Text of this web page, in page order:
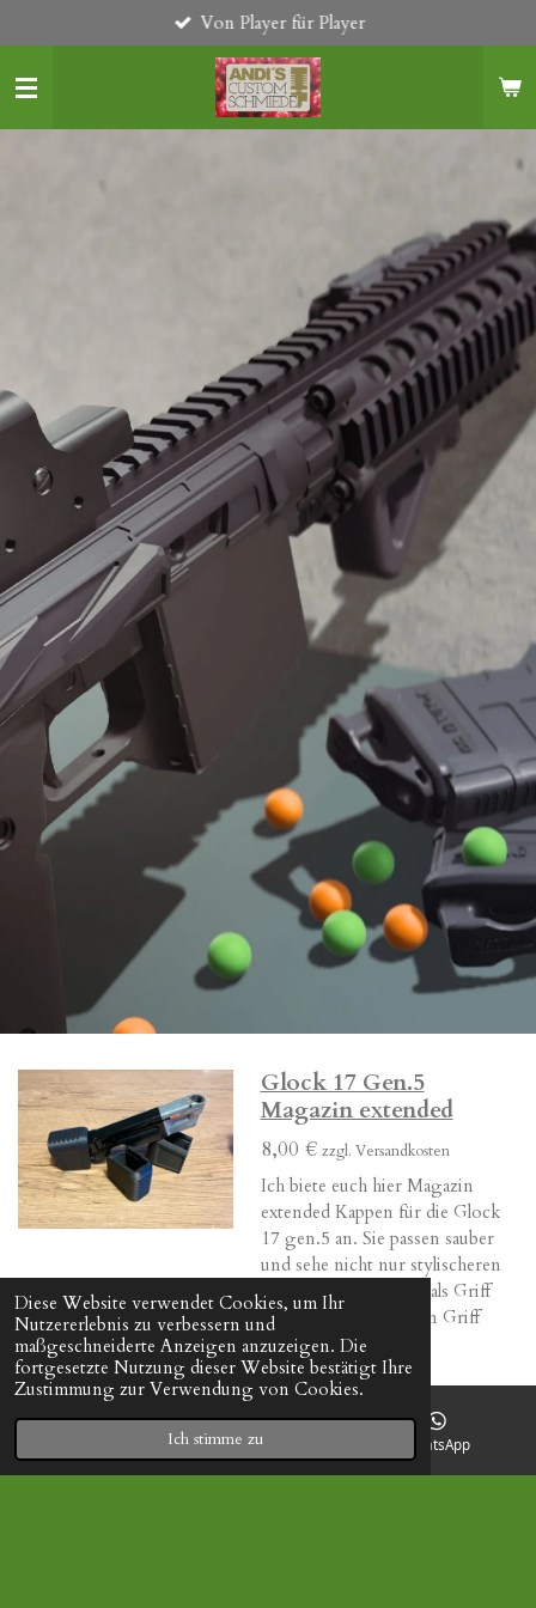
Diese Website verwendet Cookies, um Ihr
Nutzererlebnis zu verbessern und
maßgeschneiderte Anzeigen anzuzeigen. Die
fortgesetzte Nutzung dieser Website bestätigt Ihre
Zustimmung zur Verwendung von Cookies.
Ich stimme zu
Hauptinhalt
springen
Von Player für Player
Glock 17 Gen.5
Magazin extended
8,00 € zzgl. Versandkosten
Ich biete euch hier Magazin
extended Kappen für die Glock
17 gen.5 an. Sie passen sauber
und sehe nicht nur stylischeren
aus.... sie dienen auch als Griff
Verlängerung was den Griff
komfor erhöht.
Details anzeigen
Facebook WhatsApp